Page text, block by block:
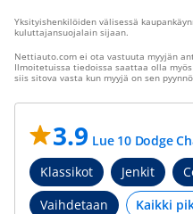
Yksityishenkilöiden välisessä
kuluttajansuojalain sijaan.
Nettiauto.com ei ota vastuuta myyjän
Ilmoitetuissa tiedoissa saattaa olla
siis sitova vasta kun myyjä on sen
3.9 Lue 10 Dodge
Klassikot
Jenkit
Vaihdetaan